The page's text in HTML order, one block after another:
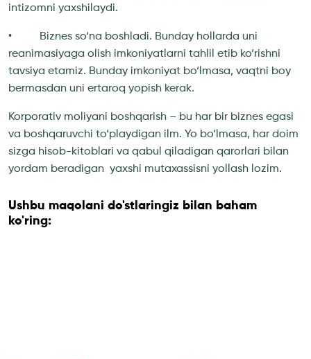
intizomni yaxshilaydi.
• Biznes so‘na boshladi. Bunday hollarda uni
reanimasiyaga olish imkoniyatlarni tahlil etib ko‘rishni
tavsiya etamiz. Bunday imkoniyat bo‘lmasa, vaqtni boy
bermasdan uni ertaroq yopish kerak.
Korporativ moliyani boshqarish – bu har bir biznes egasi
va boshqaruvchi to‘playdigan ilm. Yo bo‘lmasa, har doim
sizga hisob-kitoblari va qabul qiladigan qarorlari bilan
yordam beradigan yaxshi mutaxassisni yollash lozim.
Ushbu maqolani do'stlaringiz bilan baham
ko'ring: